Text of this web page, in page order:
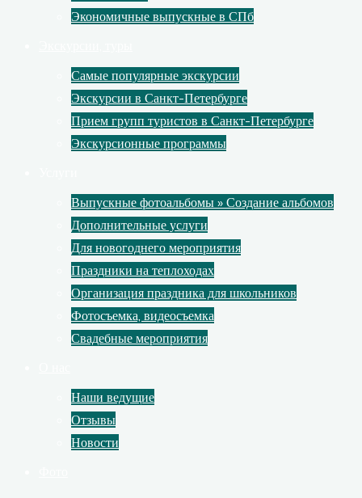
Экономичные выпускные в СПб
Самые популярные экскурсии
Экскурсии в Санкт-Петербурге
Прием групп туристов в Санкт-Петербурге
Экскурсионные программы
Выпускные фотоальбомы » Создание альбомов
Дополнительные услуги
Для новогоднего мероприятия
Праздники на теплоходах
Организация праздника для школьников
Фотосъемка, видеосъемка
Свадебные мероприятия
Наши ведущие
Отзывы
Новости